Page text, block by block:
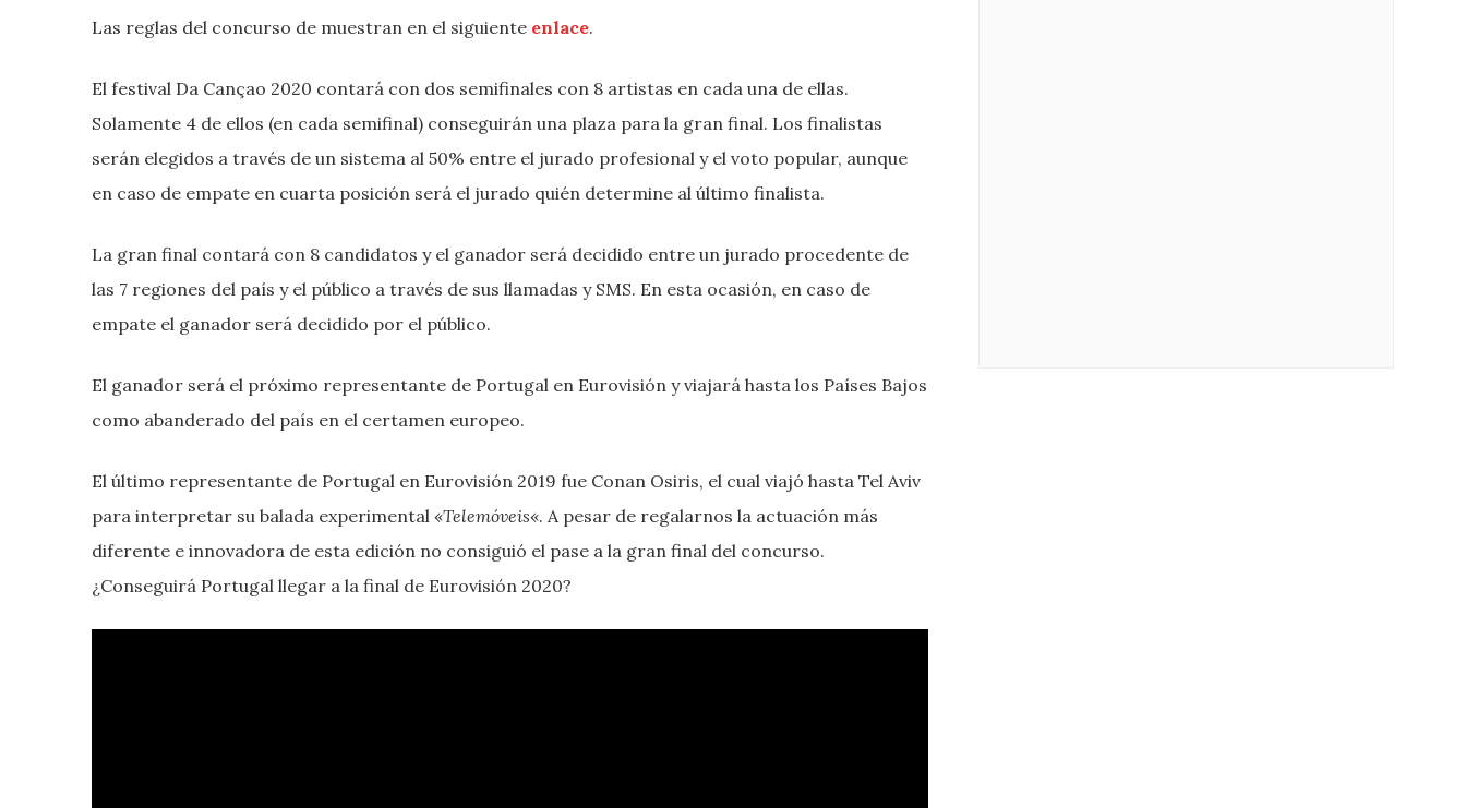
Las reglas del concurso de muestran en el siguiente enlace.
El festival Da Cançao 2020 contará con dos semifinales con 8 artistas en cada una de ellas.
Solamente 4 de ellos (en cada semifinal) conseguirán una plaza para la gran final. Los finalistas
serán elegidos a través de un sistema al 50% entre el jurado profesional y el voto popular, aunque
en caso de empate en cuarta posición será el jurado quién determine al último finalista.
La gran final contará con 8 candidatos y el ganador será decidido entre un jurado procedente de
las 7 regiones del país y el público a través de sus llamadas y SMS. En esta ocasión, en caso de
empate el ganador será decidido por el público.
El ganador será el próximo representante de Portugal en Eurovisión y viajará hasta los Países Bajos
como abanderado del país en el certamen europeo.
El último representante de Portugal en Eurovisión 2019 fue Conan Osiris, el cual viajó hasta Tel Aviv
para interpretar su balada experimental «Telemóveis«. A pesar de regalarnos la actuación más
diferente e innovadora de esta edición no consiguió el pase a la gran final del concurso.
¿Conseguirá Portugal llegar a la final de Eurovisión 2020?